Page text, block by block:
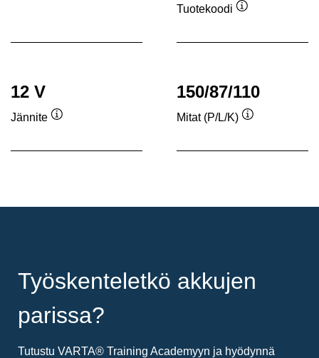
Tuotekoodi
12 V
Jännite
150/87/110
Mitat (P/L/K)
Työskenteletkö akkujen
parissa?
Tutustu VARTA® Training Academyyn ja hyödynnä